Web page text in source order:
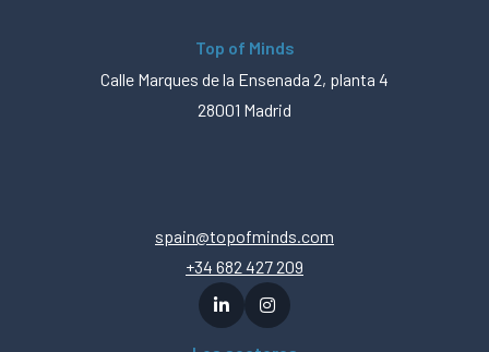
Top of Minds
Calle Marques de la Ensenada 2, planta 4
28001 Madrid
spain@topofminds.com
+34 682 427 209